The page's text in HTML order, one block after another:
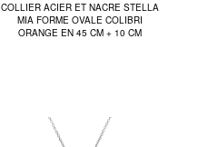
COLLIER ACIER ET NACRE STELLA
MIA FORME OVALE COLIBRI
ORANGE EN 45 CM + 10 CM